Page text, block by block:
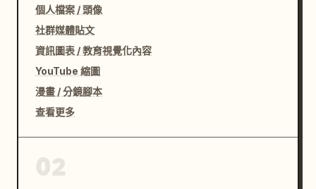
個人檔案 / 頭像
社群媒體貼文
資訊圖表 / 教育視覺化內容
YouTube 縮圖
漫畫 / 分鏡腳本
查看更多